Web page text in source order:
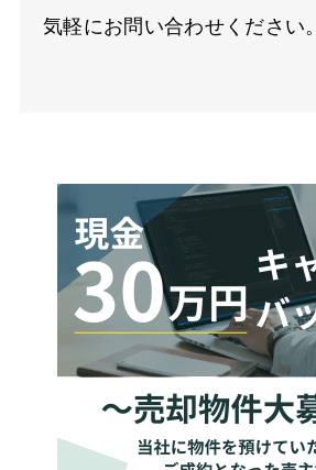
気軽にお問い合わせください。